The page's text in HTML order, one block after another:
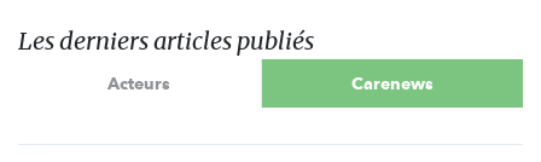
Les derniers articles publiés
Acteurs Carenews